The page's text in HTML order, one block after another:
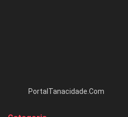
PortalTanacidade.Com